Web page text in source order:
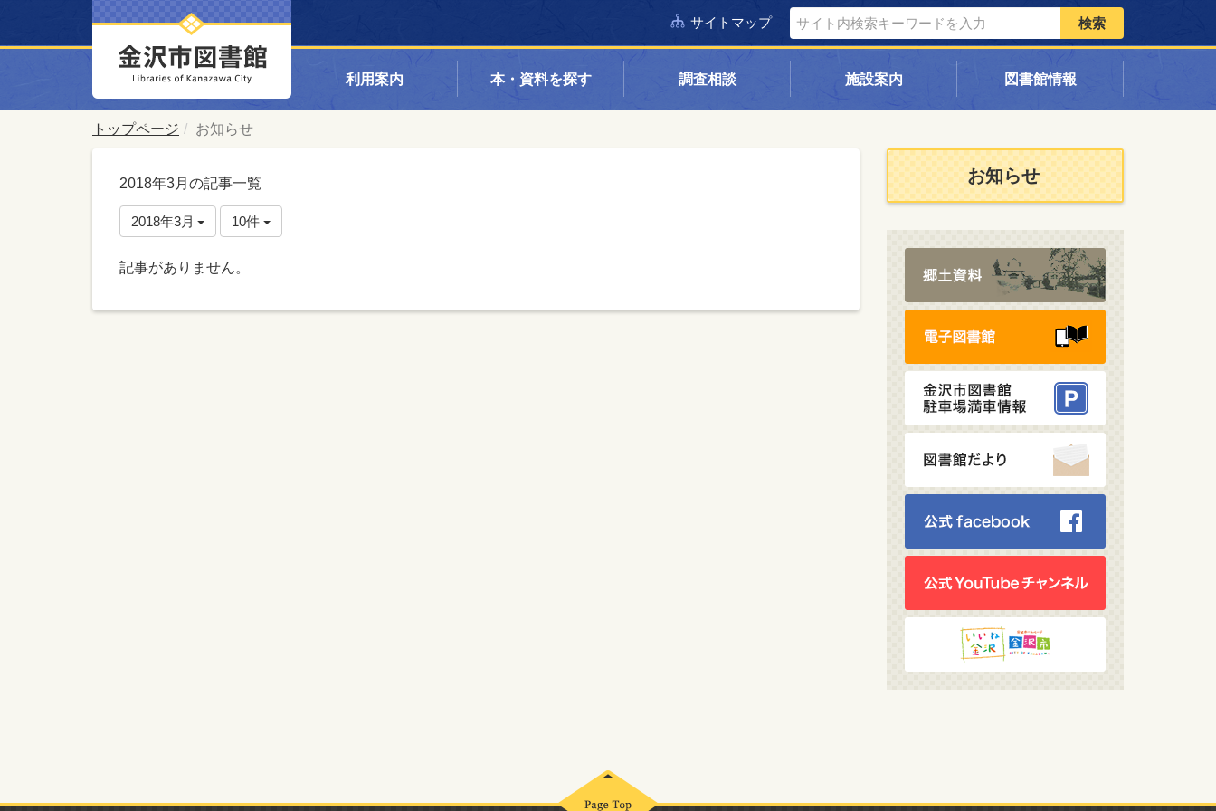
サイトマップ 検索
利用案内 本・資料を探す 調査相談 施設案内 図書館情報
トップページ お知らせ
2018年3月の記事一覧
2018年3月 10件
記事がありません。
お知らせ